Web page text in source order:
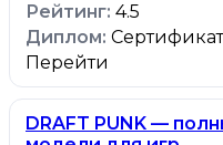
4.5
Сертификат
Перейти
DRAFT PUNK —